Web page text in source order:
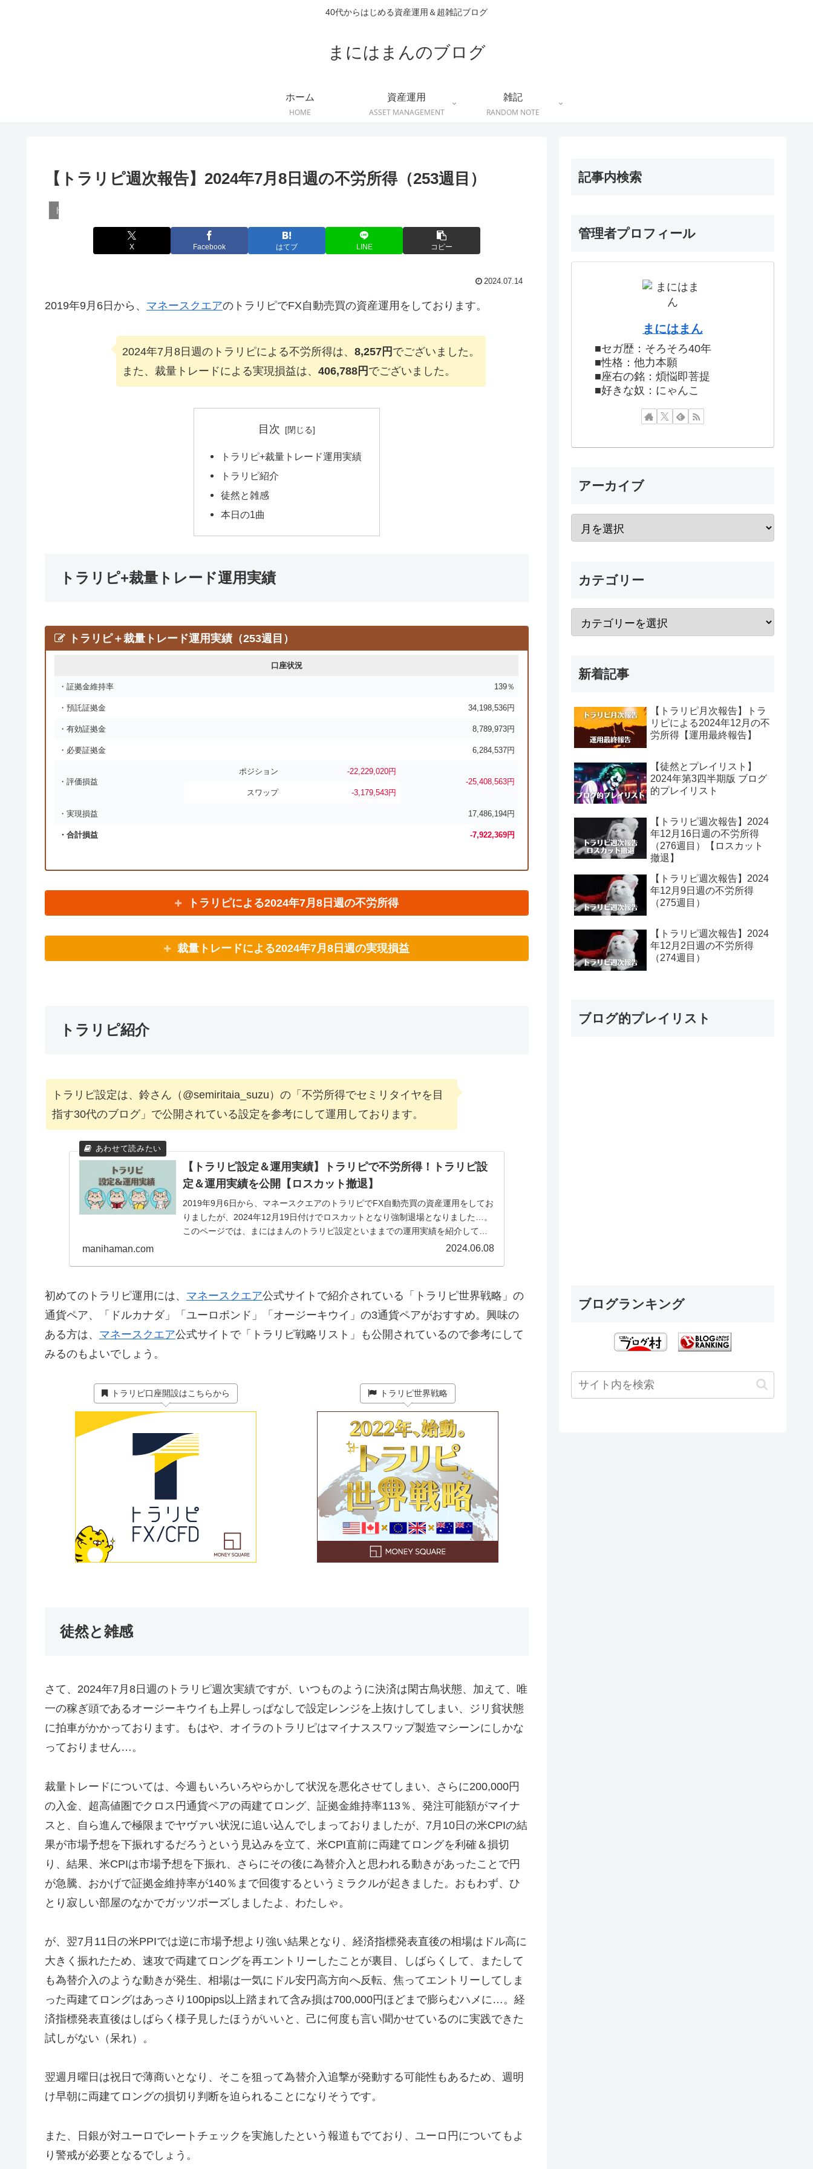
40代からはじめる資産運用＆超雑記ブログ
まにはまんのブログ
ホーム
HOME
資産運用
ASSET MANAGEMENT
雑記
RANDOM NOTE
【トラリピ週次報告】2024年7月8日週の不労所得（253週目）
トラリピ
X Facebook はてブ LINE コピー
2024.07.14
2019年9月6日から、 マネースクエアのトラリピでFX自動売買の資産運用をしております。
2024年7月8日週のトラリピによる不労所得は、 8,257円 でございました。
また、裁量トレードによる実現損益は、 406,788円 でございました。
目次
トラリピ+裁量トレード運用実績
トラリピ紹介
徒然と雑感
本日の1曲
トラリピ+裁量トレード運用実績
トラリピ＋裁量トレード運用実績（253週目）
口座状況
・証拠金維持率 139％
・預託証拠金 34,198,536円
・有効証拠金 8,789,973円
・必要証拠金 6,284,537円
・評価損益
ポジション
-22,229,020円
-25,408,563円
スワップ
-3,179,543円
・実現損益 17,486,194円
・合計損益 -7,922,369円
トラリピによる2024年7月8日週の不労所得
裁量トレードによる2024年7月8日週の実現損益
トラリピ紹介
トラリピ設定は、鈴さん（@semiritaia_suzu）の「不労所得でセミリタイヤを目
指す30代のブログ」で公開されている設定を参考にして運用しております。
【トラリピ設定＆運用実績】トラリピで不労所得！トラリピ設
定＆運用実績を公開【ロスカット撤退】
2019年9月6日から、マネースクエアのトラリピでFX自動売買の資産運用をしてお
りましたが、2024年12月19日付けでロスカットとなり強制退場となりました…。
このページでは、まにはまんのトラリピ設定といままでの運用実績を紹介してい
manihaman.com 2024.06.08
初めてのトラリピ運用には、 マネースクエア公式サイトで紹介されている「トラリピ世界戦略」の
通貨ペア、「ドルカナダ」「ユーロポンド」「オージーキウイ」の3通貨ペアがおすすめ。興味の
ある方は、 マネースクエア公式サイトで「トラリピ戦略リスト」も公開されているので参考にして
みるのもよいでしょう。
トラリピ口座開設はこちらから トラリピ世界戦略
徒然と雑感
さて、2024年7月8日週のトラリピ週次実績ですが、いつものように決済は閑古鳥状態、加えて、唯
一の稼ぎ頭であるオージーキウイも上昇しっぱなしで設定レンジを上抜けしてしまい、ジリ貧状態
に拍車がかかっております。もはや、オイラのトラリピはマイナススワップ製造マシーンにしかな
っておりません…。
裁量トレードについては、今週もいろいろやらかして状況を悪化させてしまい、さらに200,000円
の入金、超高値圏でクロス円通貨ペアの両建てロング、証拠金維持率113％、発注可能額がマイナ
スと、自ら進んで極限までヤヴァい状況に追い込んでしまっておりましたが、7月10日の米CPIの結
果が市場予想を下振れするだろうという見込みを立て、米CPI直前に両建てロングを利確＆損切
り、結果、米CPIは市場予想を下振れ、さらにその後に為替介入と思われる動きがあったことで円
が急騰、おかげで証拠金維持率が140％まで回復するというミラクルが起きました。おもわず、ひ
とり寂しい部屋のなかでガッツポーズしましたよ、わたしゃ。
が、翌7月11日の米PPIでは逆に市場予想より強い結果となり、経済指標発表直後の相場はドル高に
大きく振れたため、速攻で両建てロングを再エントリーしたことが裏目、しばらくして、またして
も為替介入のような動きが発生、相場は一気にドル安円高方向へ反転、焦ってエントリーしてしま
った両建てロングはあっさり100pips以上踏まれて含み損は700,000円ほどまで膨らむハメに…。経
済指標発表直後はしばらく様子見したほうがいいと、己に何度も言い聞かせているのに実践できた
試しがない（呆れ）。
翌週月曜日は祝日で薄商いとなり、そこを狙って為替介入追撃が発動する可能性もあるため、週明
け早朝に両建てロングの損切り判断を迫られることになりそうです。
また、日銀が対ユーロでレートチェックを実施したという報道もでており、ユーロ円についてもよ
り警戒が必要となるでしょう。
記事内検索
管理者プロフィール
まにはまん
■セガ歴：そろそろ40年
■性格：他力本願
■座右の銘：煩悩即菩提
■好きな奴：にゃんこ
アーカイブ
カテゴリー
新着記事
【トラリピ月次報告】トラ
リピによる2024年12月の不
労所得【運用最終報告】
【徒然とプレイリスト】
2024年第3四半期版 ブログ
的プレイリスト
【トラリピ週次報告】2024
年12月16日週の不労所得
（276週目）【ロスカット
撤退】
【トラリピ週次報告】2024
年12月9日週の不労所得
（275週目）
【トラリピ週次報告】2024
年12月2日週の不労所得
（274週目）
ブログ的プレイリスト
ブログランキング